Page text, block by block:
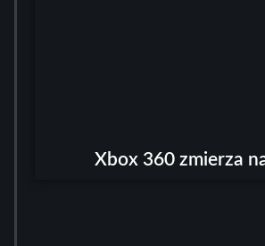
Xbox 360 zmierza